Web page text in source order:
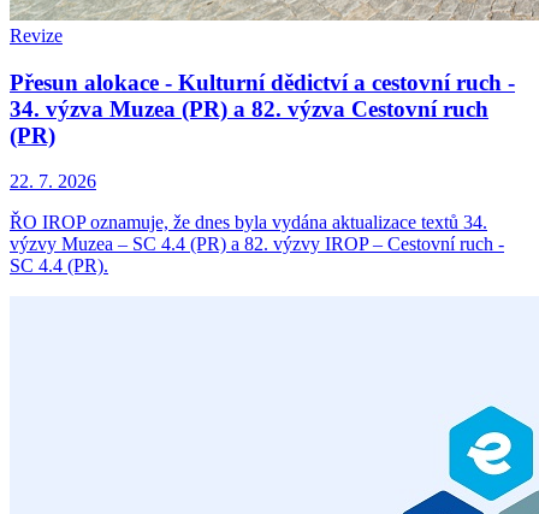
Revize
Přesun alokace - Kulturní dědictví a cestovní ruch -
34. výzva Muzea (PR) a 82. výzva Cestovní ruch
(PR)
22. 7. 2026
ŘO IROP oznamuje, že dnes byla vydána aktualizace textů 34.
výzvy Muzea – SC 4.4 (PR) a 82. výzvy IROP – Cestovní ruch -
SC 4.4 (PR).